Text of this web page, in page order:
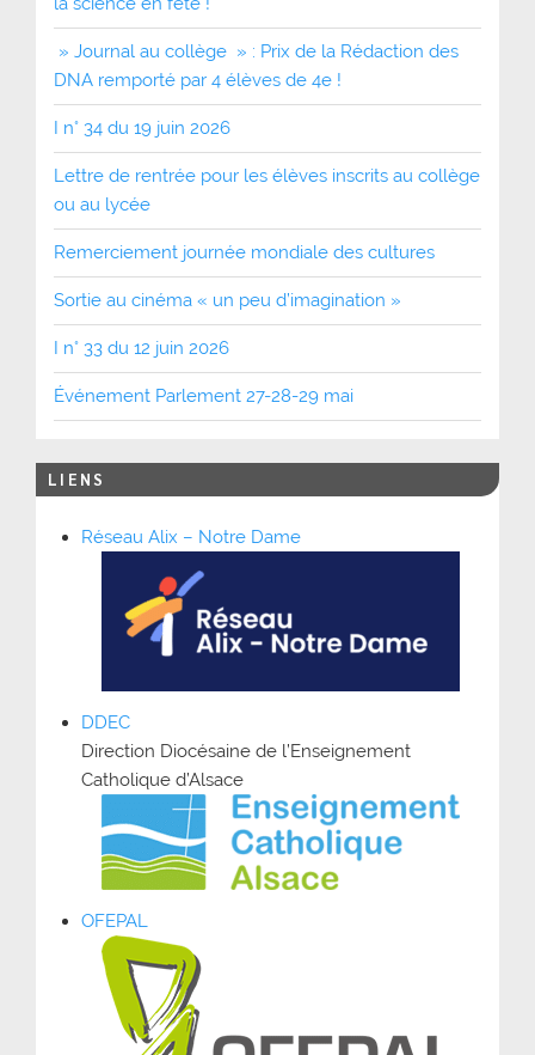
» Journal au collège » : Prix de la Rédaction des
DNA remporté par 4 élèves de 4e !
I n° 34 du 19 juin 2026
Lettre de rentrée pour les élèves inscrits au collège
ou au lycée
Remerciement journée mondiale des cultures
Sortie au cinéma « un peu d’imagination »
I n° 33 du 12 juin 2026
Événement Parlement 27-28-29 mai
LIENS
Réseau Alix – Notre Dame
DDEC
Direction Diocésaine de l’Enseignement
Catholique d’Alsace
OFEPAL